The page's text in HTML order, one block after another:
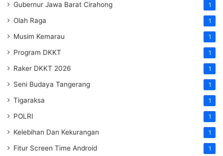
Gubernur Jawa Barat Cirahong 1
Olah Raga 1
Musim Kemarau 1
Program DKKT 1
Raker DKKT 2026 1
Seni Budaya Tangerang 1
Tigaraksa 1
POLRI 1
Kelebihan Dan Kekurangan 1
Fitur Screen Time Android 1